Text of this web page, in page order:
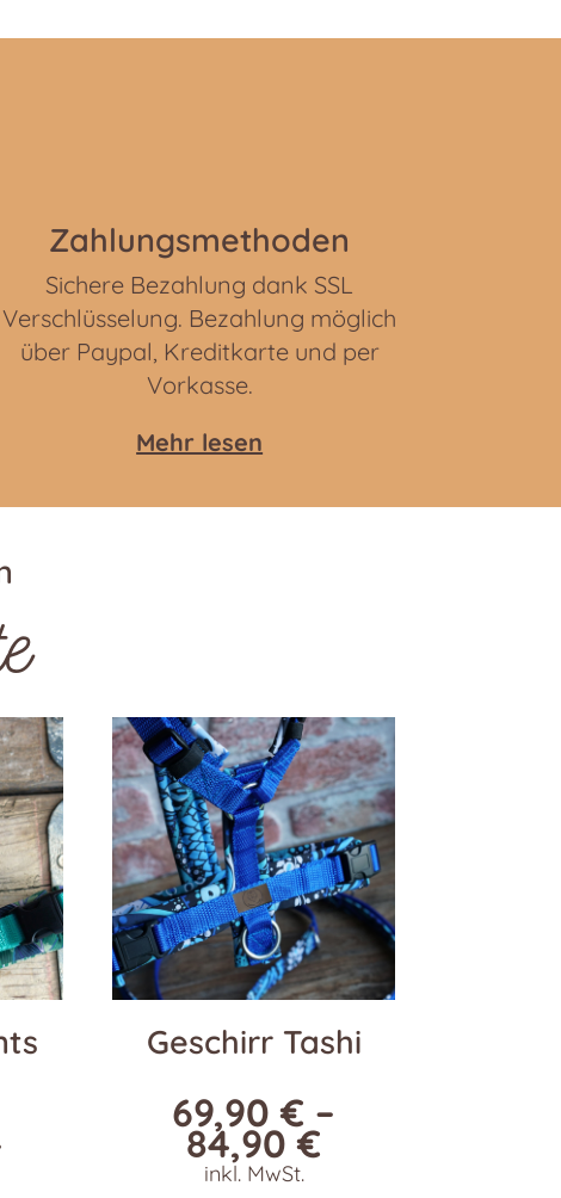
Zahlungsmethoden
Sichere Bezahlung dank SSL
Verschlüsselung. Bezahlung möglich
über Paypal, Kreditkarte und per
Vorkasse.
Mehr lesen
Geschirr Tashi
69,90€ –
84,90€
inkl. MwSt.